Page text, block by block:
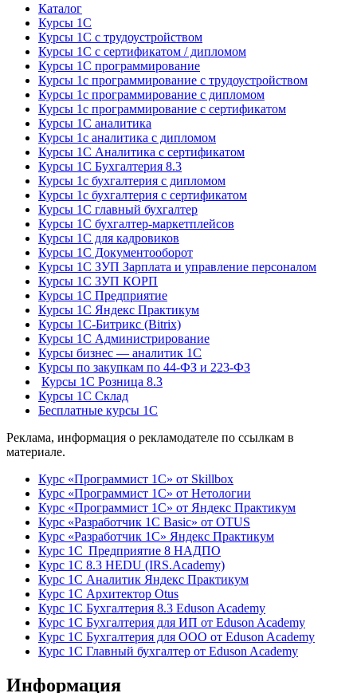
Каталог
Курсы 1С
Курсы 1С с трудоустройством
Курсы 1С с сертификатом / дипломом
Курсы 1С программирование
Курсы 1с программирование с трудоустройством
Курсы 1с программирование с дипломом
Курсы 1с программирование с сертификатом
Курсы 1С аналитика
Курсы 1с аналитика с дипломом
Курсы 1С Аналитика с сертификатом
Курсы 1С Бухгалтерия 8.3
Курсы 1с бухгалтерия с дипломом
Курсы 1с бухгалтерия с сертификатом
Курсы 1С главный бухгалтер
Курсы 1С бухгалтер-маркетплейсов
Курсы 1С для кадровиков
Курсы 1С Документооборот
Курсы 1С ЗУП Зарплата и управление персоналом
Курсы 1С ЗУП КОРП
Курсы 1С Предприятие
Курсы 1С Яндекс Практикум
Курсы 1С-Битрикс (Bitrix)
Курсы 1С Администрирование
Курсы бизнес — аналитик 1С
Курсы по закупкам по 44‑ФЗ и 223‑ФЗ
Курсы 1С Розница 8.3
Курсы 1С Склад
Бесплатные курсы 1С
Реклама, информация о рекламодателе по ссылкам в
материале.
Курс «Программист 1С» от Skillbox
Курс «Программист 1С» от Нетологии
Курс «Программист 1С» от Яндекс Практикум
Курс «Разработчик 1С Basic» от OTUS
Курс «Разработчик 1С» Яндекс Практикум
Курс 1С Предприятие 8 НАДПО
Курс 1С 8.3 HEDU (IRS.Academy)
Курс 1С Аналитик Яндекс Практикум
Курс 1С Архитектор Otus
Курс 1С Бухгалтерия 8.3 Eduson Academy
Курс 1С Бухгалтерия для ИП от Eduson Academy
Курс 1С Бухгалтерия для ООО от Eduson Academy
Курс 1С Главный бухгалтер от Eduson Academy
Информация